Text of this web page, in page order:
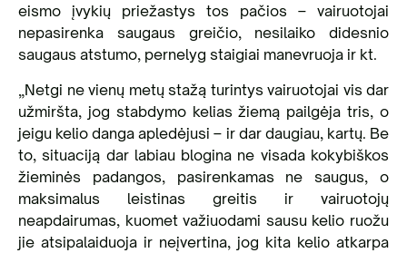
eismo įvykių priežastys tos pačios – vairuotojai
nepasirenka saugaus greičio, nesilaiko didesnio
saugaus atstumo, pernelyg staigiai manevruoja ir kt.
„Netgi ne vienų metų stažą turintys vairuotojai vis dar
užmiršta, jog stabdymo kelias žiemą pailgėja tris, o
jeigu kelio danga apledėjusi – ir dar daugiau, kartų. Be
to, situaciją dar labiau blogina ne visada kokybiškos
žieminės padangos, pasirenkamas ne saugus, o
maksimalus leistinas greitis ir vairuotojų
neapdairumas, kuomet važiuodami sausu kelio ruožu
jie atsipalaiduoja ir neįvertina, jog kita kelio atkarpa